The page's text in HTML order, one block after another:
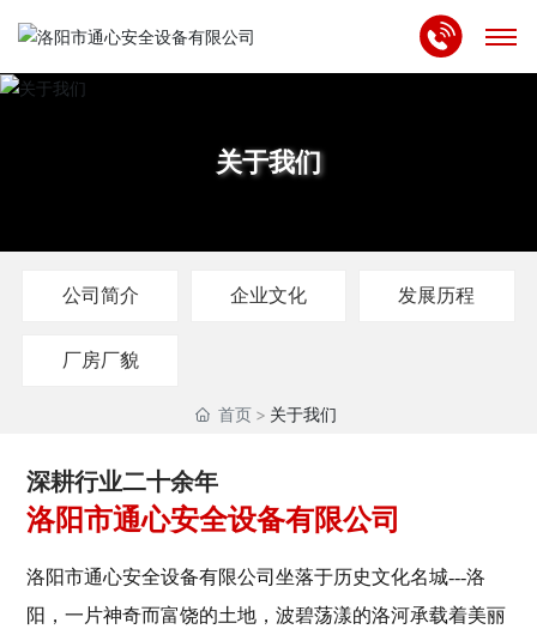
首页
资质专利
合作案例
联系我们
关于我们
公司简介 企业文化 发展历程
厂房厂貌
首页 关于我们
深耕行业二十余年
洛阳市通心安全设备有限公司
洛阳市通心安全设备有限公司坐落于历史文化名城---洛
阳，一片神奇而富饶的土地，波碧荡漾的洛河承载着美丽